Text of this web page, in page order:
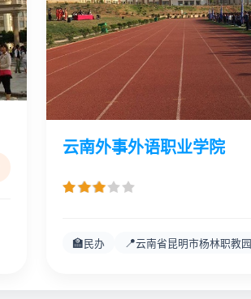
云南外事外语职业学院
🏫 民办 📍云南省昆明市杨林职教园